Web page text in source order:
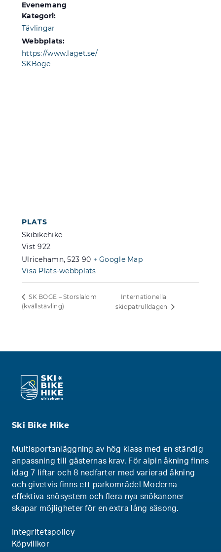
Evenemang
Kategori:
Tävlingar
Webbplats:
https://www.laget.se/
SKBoge
PLATS
Skibikehike
Vist 922
Ulricehamn, 523 90 + Google Map
Visa Plats-webbplats
SK BOGE – Storslalom
(kvällstävling)
Internationella
skidpatrulldagen
Ski Bike Hike
Multisportanläggning av hög klass med en ständig
anpassning till gästernas krav. För alpin åkning finns
idag 7 liftar och 8 nedfarter med varierad åkning
och givetvis finns ett parkområde! Moderna
effektiva snösystem och flera nya snökanoner
skapar möjligheter för en extra lång säsong.
Integritetspolicy
Köpvillkor